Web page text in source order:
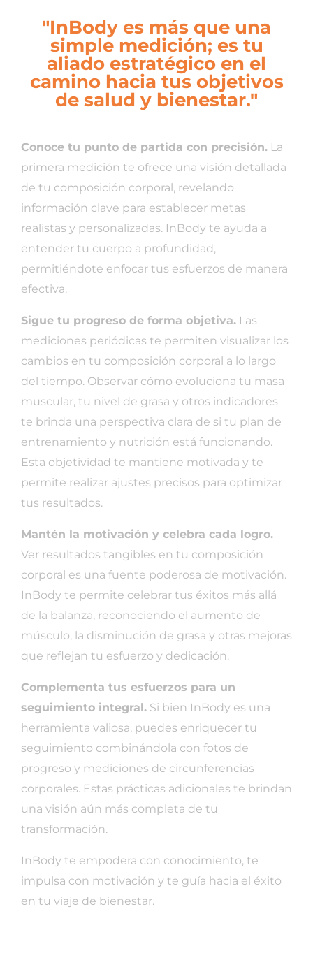
"InBody es más que una
simple medición; es tu
aliado estratégico en el
camino hacia tus objetivos
de salud y bienestar."
Conoce tu punto de partida con precisión. La
primera medición te ofrece una visión detallada
de tu composición corporal, revelando
información clave para establecer metas
realistas y personalizadas. InBody te ayuda a
entender tu cuerpo a profundidad,
permitiéndote enfocar tus esfuerzos de manera
efectiva.
Sigue tu progreso de forma objetiva. Las
mediciones periódicas te permiten visualizar los
cambios en tu composición corporal a lo largo
del tiempo. Observar cómo evoluciona tu masa
muscular, tu nivel de grasa y otros indicadores
te brinda una perspectiva clara de si tu plan de
entrenamiento y nutrición está funcionando.
Esta objetividad te mantiene motivada y te
permite realizar ajustes precisos para optimizar
tus resultados.
Mantén la motivación y celebra cada logro.
Ver resultados tangibles en tu composición
corporal es una fuente poderosa de motivación.
InBody te permite celebrar tus éxitos más allá
de la balanza, reconociendo el aumento de
músculo, la disminución de grasa y otras mejoras
que reflejan tu esfuerzo y dedicación.
Complementa tus esfuerzos para un
seguimiento integral. Si bien InBody es una
herramienta valiosa, puedes enriquecer tu
seguimiento combinándola con fotos de
progreso y mediciones de circunferencias
corporales. Estas prácticas adicionales te brindan
una visión aún más completa de tu
transformación.
InBody te empodera con conocimiento, te
impulsa con motivación y te guía hacia el éxito
en tu viaje de bienestar.